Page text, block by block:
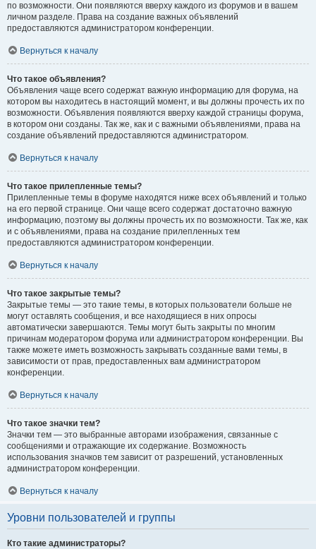
по возможности. Они появляются вверху каждого из форумов и в вашем
личном разделе. Права на создание важных объявлений
предоставляются администратором конференции.
Вернуться к началу
Что такое объявления?
Объявления чаще всего содержат важную информацию для форума, на
котором вы находитесь в настоящий момент, и вы должны прочесть их по
возможности. Объявления появляются вверху каждой страницы форума,
в котором они созданы. Так же, как и с важными объявлениями, права на
создание объявлений предоставляются администратором.
Вернуться к началу
Что такое прилепленные темы?
Прилепленные темы в форуме находятся ниже всех объявлений и только
на его первой странице. Они чаще всего содержат достаточно важную
информацию, поэтому вы должны прочесть их по возможности. Так же, как
и с объявлениями, права на создание прилепленных тем
предоставляются администратором конференции.
Вернуться к началу
Что такое закрытые темы?
Закрытые темы — это такие темы, в которых пользователи больше не
могут оставлять сообщения, и все находящиеся в них опросы
автоматически завершаются. Темы могут быть закрыты по многим
причинам модератором форума или администратором конференции. Вы
также можете иметь возможность закрывать созданные вами темы, в
зависимости от прав, предоставленных вам администратором
конференции.
Вернуться к началу
Что такое значки тем?
Значки тем — это выбранные авторами изображения, связанные с
сообщениями и отражающие их содержание. Возможность
использования значков тем зависит от разрешений, установленных
администратором конференции.
Вернуться к началу
Уровни пользователей и группы
Кто такие администраторы?